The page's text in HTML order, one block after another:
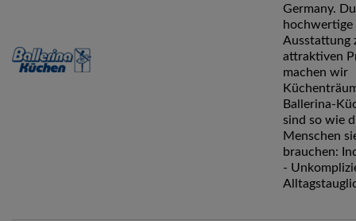
Germany.
hochwertige
Ausstattung
attraktiven
machen wir
Ballerina-
sind so wie
Menschen
brauchen:
-